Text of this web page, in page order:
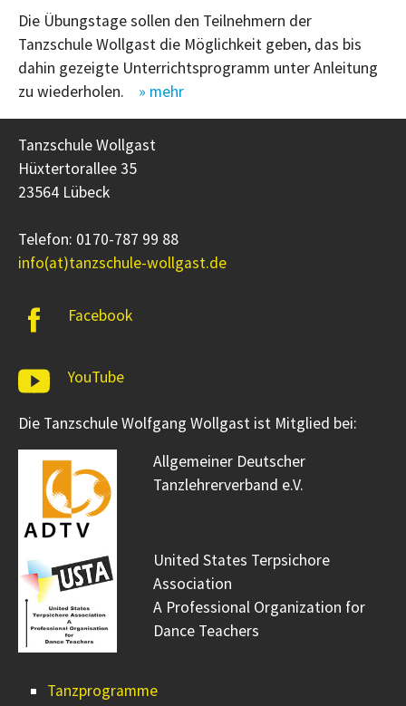
Die Übungstage sollen den Teilnehmern der
Tanzschule Wollgast die Möglichkeit geben, das bis
dahin gezeigte Unterrichtsprogramm unter Anleitung
zu wiederholen. » mehr
Tanzschule Wollgast
Hüxtertorallee 35
23564 Lübeck
Telefon: 0170-787 99 88
info(at)tanzschule-wollgast.de
Facebook
YouTube
Die Tanzschule Wolfgang Wollgast ist Mitglied bei:
Allgemeiner Deutscher
Tanzlehrerverband e.V.
United States Terpsichore
Association
A Professional Organization for
Dance Teachers
Tanzprogramme